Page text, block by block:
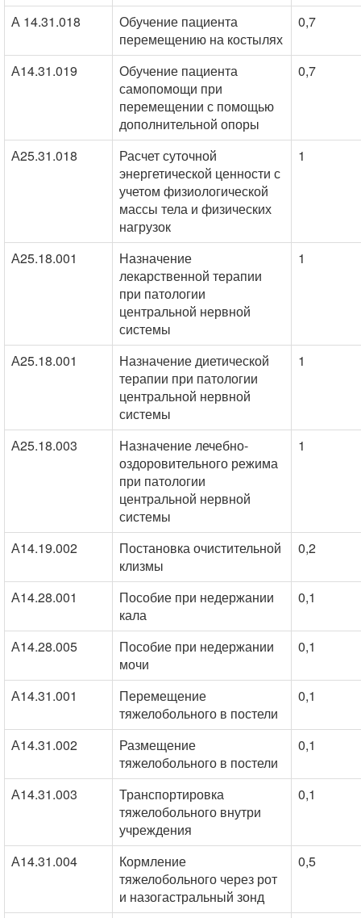
А 14.31.018
Обучение пациента
перемещению на костылях
0,7
А14.31.019
Обучение пациента
самопомощи при
перемещении с помощью
дополнительной опоры
0,7
А25.31.018
Расчет суточной
энергетической ценности с
учетом физиологической
массы тела и физических
нагрузок
1
А25.18.001
Назначение
лекарственной терапии
при патологии
центральной нервной
системы
1
А25.18.001
Назначение диетической
терапии при патологии
центральной нервной
системы
1
А25.18.003
Назначение лечебно-
оздоровительного режима
при патологии
центральной нервной
системы
1
А14.19.002
Постановка очистительной
клизмы
0,2
А14.28.001
Пособие при недержании
кала
0,1
А14.28.005
Пособие при недержании
мочи
0,1
А14.31.001
Перемещение
тяжелобольного в постели
0,1
А14.31.002
Размещение
тяжелобольного в постели
0,1
А14.31.003
Транспортировка
тяжелобольного внутри
учреждения
0,1
А14.31.004
Кормление
тяжелобольного через рот
и назогастральный зонд
0,5